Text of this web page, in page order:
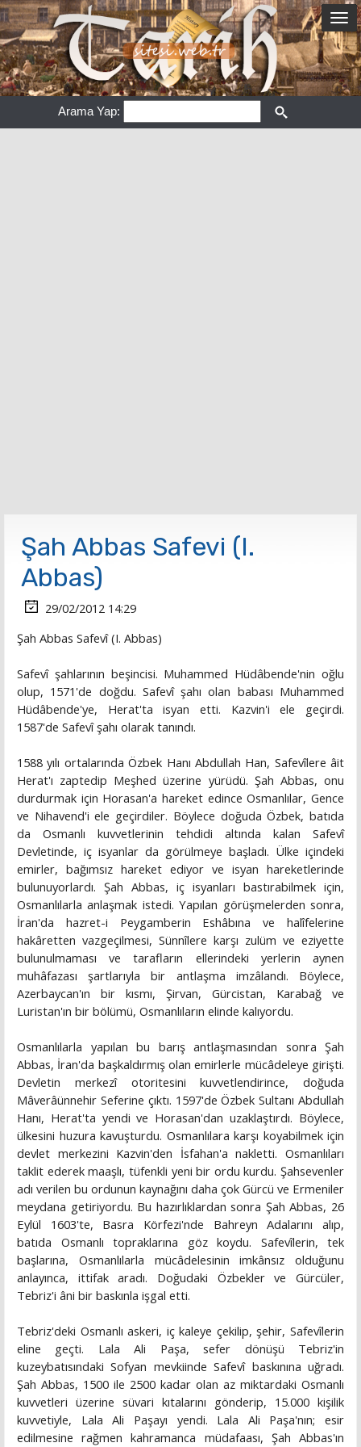
Arama Yap:
Şah Abbas Safevi (I.
Abbas)
29/02/2012 14:29
Şah Abbas Safevî (I. Abbas)
Safevî şahlarının beşincisi. Muhammed Hüdâbende'nin oğlu
olup, 1571'de doğdu. Safevî şahı olan babası Muhammed
Hüdâbende'ye, Herat'ta isyan etti. Kazvin'i ele geçirdi.
1587'de Safevî şahı olarak tanındı.
1588 yılı ortalarında Özbek Hanı Abdullah Han, Safevîlere âit
Herat'ı zaptedip Meşhed üzerine yürüdü. Şah Abbas, onu
durdurmak için Horasan'a hareket edince Osmanlılar, Gence
ve Nihavend'i ele geçirdiler. Böylece doğuda Özbek, batıda
da Osmanlı kuvvetlerinin tehdidi altında kalan Safevî
Devletinde, iç isyanlar da görülmeye başladı. Ülke içindeki
emirler, bağımsız hareket ediyor ve isyan hareketlerinde
bulunuyorlardı. Şah Abbas, iç isyanları bastırabilmek için,
Osmanlılarla anlaşmak istedi. Yapılan görüşmelerden sonra,
İran'da hazret-i Peygamberin Eshâbına ve halîfelerine
hakâretten vazgeçilmesi, Sünnîlere karşı zulüm ve eziyette
bulunulmaması ve tarafların ellerindeki yerlerin aynen
muhâfazası şartlarıyla bir antlaşma imzâlandı. Böylece,
Azerbaycan'ın bir kısmı, Şirvan, Gürcistan, Karabağ ve
Luristan'ın bir bölümü, Osmanlıların elinde kalıyordu.
Osmanlılarla yapılan bu barış antlaşmasından sonra Şah
Abbas, İran'da başkaldırmış olan emirlerle mücâdeleye girişti.
Devletin merkezî otoritesini kuvvetlendirince, doğuda
Mâverâünnehir Seferine çıktı. 1597'de Özbek Sultanı Abdullah
Hanı, Herat'ta yendi ve Horasan'dan uzaklaştırdı. Böylece,
ülkesini huzura kavuşturdu. Osmanlılara karşı koyabilmek için
devlet merkezini Kazvin'den İsfahan'a nakletti. Osmanlıları
taklit ederek maaşlı, tüfenkli yeni bir ordu kurdu. Şahsevenler
adı verilen bu ordunun kaynağını daha çok Gürcü ve Ermeniler
meydana getiriyordu. Bu hazırlıklardan sonra Şah Abbas, 26
Eylül 1603'te, Basra Körfezi'nde Bahreyn Adalarını alıp,
batıda Osmanlı topraklarına göz koydu. Safevîlerin, tek
başlarına, Osmanlılarla mücâdelesinin imkânsız olduğunu
anlayınca, ittifak aradı. Doğudaki Özbekler ve Gürcüler,
Tebriz'i âni bir baskınla işgal etti.
Tebriz'deki Osmanlı askeri, iç kaleye çekilip, şehir, Safevîlerin
eline geçti. Lala Ali Paşa, sefer dönüşü Tebriz'in
kuzeybatısındaki Sofyan mevkiinde Safevî baskınına uğradı.
Şah Abbas, 1500 ile 2500 kadar olan az miktardaki Osmanlı
kuvvetleri üzerine süvari kıtalarını gönderip, 15.000 kişilik
kuvvetiyle, Lala Ali Paşayı yendi. Lala Ali Paşa'nın; esir
edilmesine rağmen kahramanca müdafaası, Şah Abbas'ın